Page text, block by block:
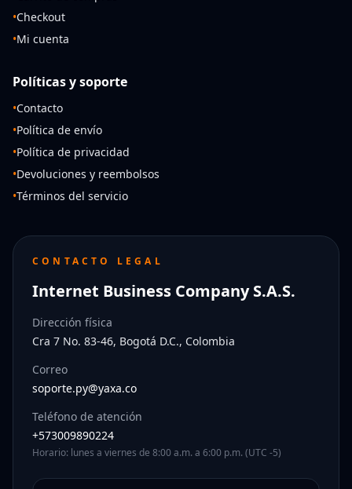
•Checkout
•Mi cuenta
Políticas y soporte
•Contacto
•Política de envío
•Política de privacidad
•Devoluciones y reembolsos
•Términos del servicio
CONTACTO LEGAL
Internet Business Company S.A.S.
Dirección física
Cra 7 No. 83-46, Bogotá D.C., Colombia
Correo
soporte.py@yaxa.co
Teléfono de atención
+573009890224
Horario: lunes a viernes de 8:00 a.m. a 6:00 p.m. (UTC -5)